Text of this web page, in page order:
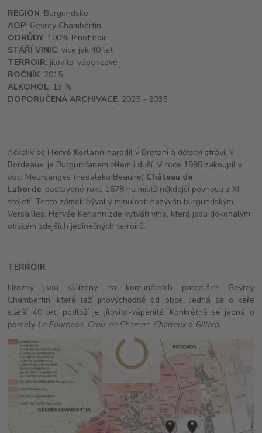
REGION: Burgundsko
AOP: Gevrey Chambertin
ODRŮDY: 100% Pinot noir
STÁŘÍ VINIC: více jak 40 let
TERROIR: jílovito-vápencové
ROČNÍK: 2015
ALKOHOL: 13 %
DOPORUČENÁ ARCHIVACE: 2025 - 2035
Ačkoliv se Hervé Kerlann narodil v Bretani a dětství strávil v
Bordeaux, je Burgunďanem tělem i duší. V roce 1998 zakoupil v
obci Meursanges (nedaleko Beaune) Château de
Laborde, postavené roku 1678 na místě někdejší pevnosti z XI
století. Tento zámek býval v minulosti nazýván burgundským
Versailles. Hervée Kerlann zde vytváří vína, která jsou dokonalým
otiskem zdejších jedinečných terroirů.
TERROIR
Hrozny jsou sklízeny na komunálních parcelách Gevrey
Chambertin, které leží jihovýchodně od obce. Jedná se o keře
starší 40 let, podloží je jílovito-vápenité. Konkrétně se jedná o
parcely Le Fourneau, Croix de Champs Charreuxa Billard.